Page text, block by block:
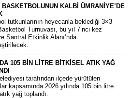
KALBİ ÜMRANİYE’DE
tutkunlarının heyecanla beklediği 3×3
Turnuvası, bu yıl 7’nci kez
Santral Etkinlik Alanı’nda
105 BİN LİTRE BİTKİSEL ATIK YAĞ
tarafından ilçede yürütülen
kapsamında 2026 yılında 105 bin litre
yağ toplandı.